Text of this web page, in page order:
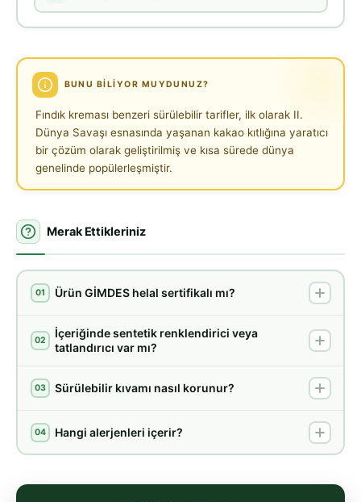
BUNU BILIYOR MUYDUNUZ?
Fındık kreması benzeri sürülebilir tarifler, ilk olarak II.
Dünya Savaşı esnasında yaşanan kakao kıtlığına yaratıcı
bir çözüm olarak geliştirilmiş ve kısa sürede dünya
genelinde popülerleşmiştir.
Merak Ettikleriniz
01 Ürün GİMDES helal sertifikalı mı?
02
İçeriğinde sentetik renklendirici veya
tatlandırıcı var mı?
03 Sürülebilir kıvamı nasıl korunur?
04 Hangi alerjenleri içerir?